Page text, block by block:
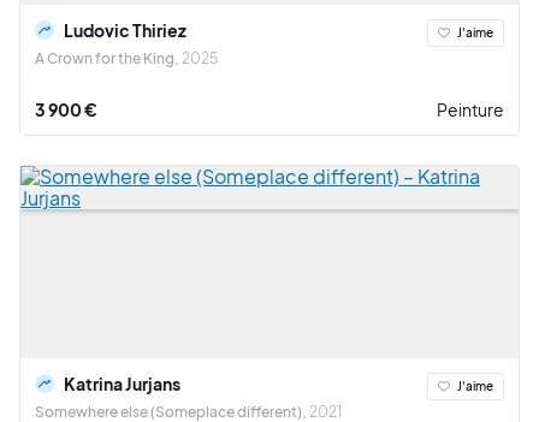
Ludovic Thiriez
A Crown for the King 2025
J'aime
3 900 € Peinture
Katrina Jurjans
Somewhere else (Someplace different) 2021
J'aime